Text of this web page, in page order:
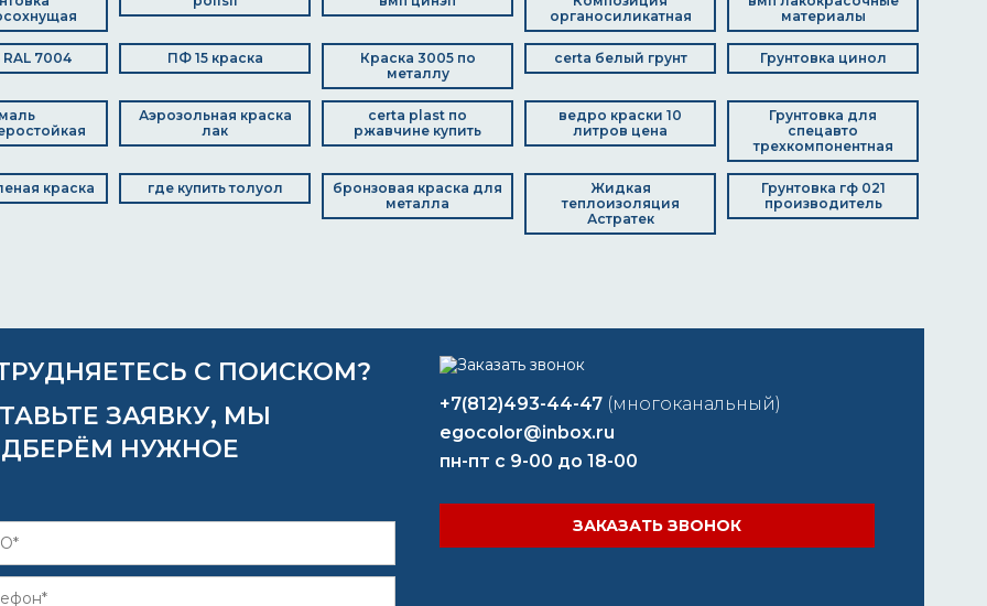
органосиликатная
материалы
7004 ПФ 15 краска
Краска 3005 по
металлу
certa белый грунт Грунтовка цинол
Аэрозольная краска
лак
certa plast по
ржавчине купить
ведро краски 10
литров цена
Грунтовка для
спецавто
трехкомпонентная
краска где купить толуол
бронзовая краска для
металла
Жидкая
теплоизоляция
Астратек
Грунтовка гф 021
производитель
С ПОИСКОМ?
ЗАЯВКУ, МЫ
НУЖНОЕ
+7(812)493-44-47 (многоканальный)
egocolor@inbox.ru
пн-пт с 9-00 до 18-00
ЗАКАЗАТЬ ЗВОНОК